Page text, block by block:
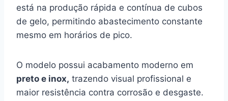
está na produção rápida e contínua de cubos
de gelo, permitindo abastecimento constante
mesmo em horários de pico.
O modelo possui acabamento moderno em
preto e inox, trazendo visual profissional e
maior resistência contra corrosão e desgaste.